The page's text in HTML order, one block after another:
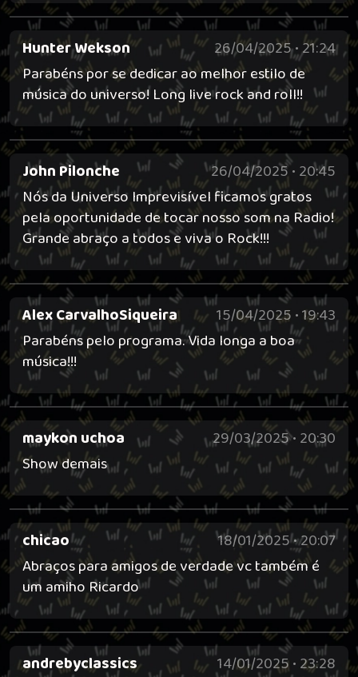
Hunter Wekson
26/04/2025 • 21:24
Parabéns por se dedicar ao melhor estilo de
música do universo! Long live rock and roll!!
John Pilonche
26/04/2025 • 20:45
Nós da Universo Imprevisível ficamos gratos
pela oportunidade de tocar nosso som na Radio!
Grande abraço a todos e viva o Rock!!!
Alex CarvalhoSiqueira
15/04/2025 • 19:43
Parabéns pelo programa. Vida longa a boa
música!!!
maykon uchoa
29/03/2025 • 20:30
Show demais
chicao
18/01/2025 • 20:07
Abraços para amigos de verdade vc também é
um amiho Ricardo
andrebyclassics
14/01/2025 • 23:28